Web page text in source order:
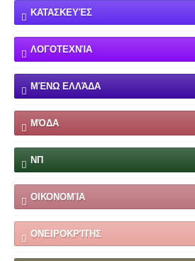
ΚΑΤΑΣΚΕΥΈΣ
ΛΟΓΟΤΕΧΝΊΑ
ΜΈΝΩ ΕΛΛΆΔΑ
ΜΌΔΑ
ΝΠ
ΟΙΚΟΝΟΜΊΑ
ΟΝΕΙΡΟΚΡΊΤΗΣ